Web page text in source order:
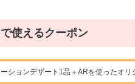
使えるクーポン
ーションデザート1品＋ARを使ったオ